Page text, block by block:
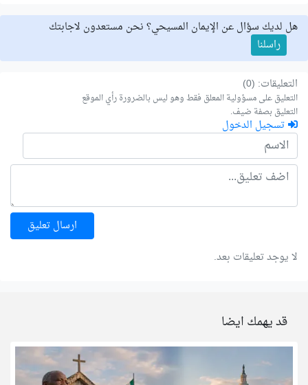
هل لديك سؤال عن الإيمان المسيحي؟ نحن مستعدون لاجابتك
راسلنا
التعليقات: (0)
التعليق على مسؤولية المعلق فقط وهو ليس بالضرورة رأي الموقع
التعليق بصفة ضيف.
تسجيل الدخول
ارسال تعليق
لا يوجد تعليقات بعد.
قد يهمك ايضا